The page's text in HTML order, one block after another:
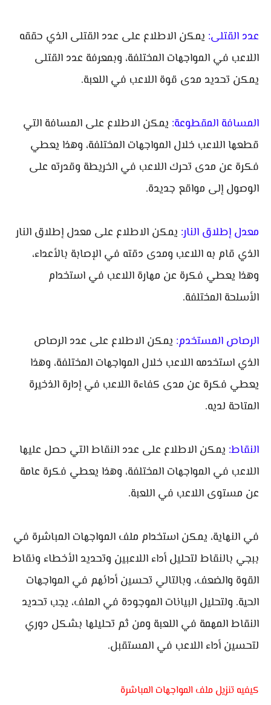
عدد القتلى: يمكن الاطلاع على عدد القتلى الذي حققه
اللاعب في المواجهات المختلفة، وبمعرفة عدد القتلى
يمكن تحديد مدى قوة اللاعب في اللعبة.
المسافة المقطوعة: يمكن الاطلاع على المسافة التي
قطعها اللاعب خلال المواجهات المختلفة، وهذا يعطي
فكرة عن مدى تحرك اللاعب في الخريطة وقدرته على
الوصول إلى مواقع جديدة.
معدل إطلاق النار: يمكن الاطلاع على معدل إطلاق النار
الذي قام به اللاعب ومدى دقته في الإصابة بالأعداء،
وهذا يعطي فكرة عن مهارة اللاعب في استخدام
الأسلحة المختلفة.
الرصاص المستخدم: يمكن الاطلاع على عدد الرصاص
الذي استخدمه اللاعب خلال المواجهات المختلفة، وهذا
يعطي فكرة عن مدى كفاءة اللاعب في إدارة الذخيرة
المتاحة لديه.
النقاط: يمكن الاطلاع على عدد النقاط التي حصل عليها
اللاعب في المواجهات المختلفة، وهذا يعطي فكرة عامة
عن مستوى اللاعب في اللعبة.
في النهاية، يمكن استخدام ملف المواجهات المباشرة في
ببجي بالنقاط لتحليل أداء اللاعبين وتحديد الأخطاء ونقاط
القوة والضعف، وبالتالي تحسين أدائهم في المواجهات
الحية. ولتحليل البيانات الموجودة في الملف، يجب تحديد
النقاط المهمة في اللعبة ومن ثم تحليلها بشكل دوري
لتحسين أداء اللاعب في المستقبل.
كيفيه تنزيل ملف المواجهات المباشرة